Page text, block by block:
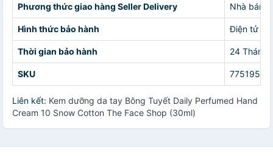
Phương thức giao hàng Seller Delivery Nhà bán
Hình thức bảo hành Điện tử
Thời gian bảo hành 24 Tháng
SKU
Liên kết: Kem dưỡng da tay Bông Tuyết Daily Perfumed Hand
Cream 10 Snow Cotton The Face Shop (30ml)